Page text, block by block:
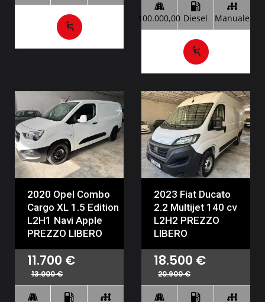
100.000,00 Diesel Manuale
2020 Opel Combo
Cargo XL 1.5 Edition
L2H1 Navi Apple
PREZZO LIBERO
11.700 €
13.000€
2023 Fiat Ducato
2.2 Multijet 140 cv
L2H2 PREZZO
LIBERO
18.500 €
20.900€